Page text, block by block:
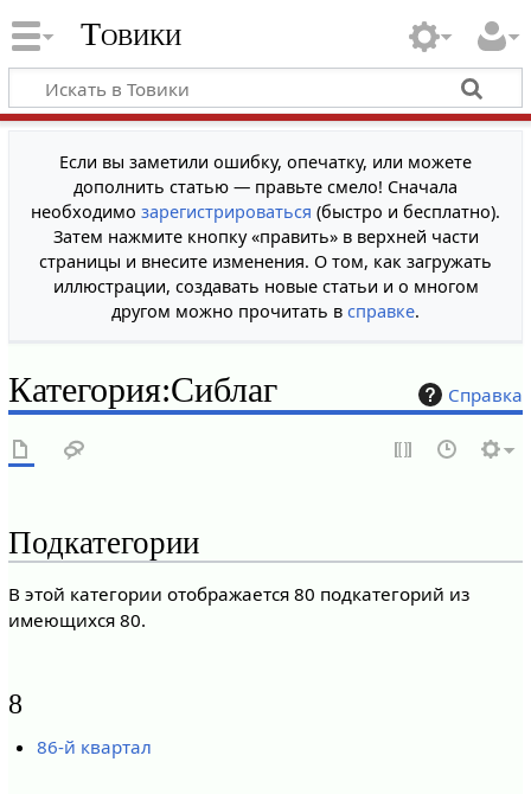
Товики
Если вы заметили ошибку, опечатку, или можете
дополнить статью — правьте смело! Сначала
необходимо зарегистрироваться (быстро и бесплатно).
Затем нажмите кнопку «править» в верхней части
страницы и внесите изменения. О том, как загружать
иллюстрации, создавать новые статьи и о многом
другом можно прочитать в справке.
Справка
Категория:Сиблаг
Подкатегории
В этой категории отображается 80 подкатегорий из
имеющихся 80.
8
86-й квартал